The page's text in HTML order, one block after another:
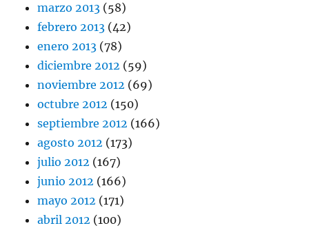
marzo 2013 (58)
febrero 2013 (42)
enero 2013 (78)
diciembre 2012 (59)
noviembre 2012 (69)
octubre 2012 (150)
septiembre 2012 (166)
agosto 2012 (173)
julio 2012 (167)
junio 2012 (166)
mayo 2012 (171)
abril 2012 (100)